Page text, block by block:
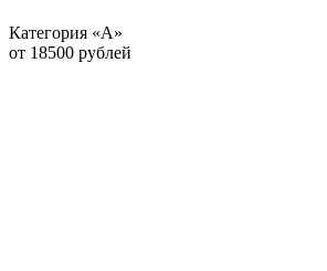
Категория «А»
от 18500 рублей